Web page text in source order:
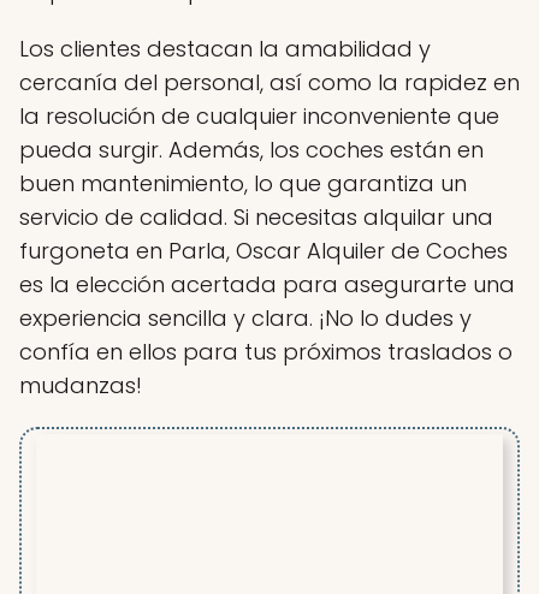
Los clientes destacan la amabilidad y
cercanía del personal, así como la rapidez en
la resolución de cualquier inconveniente que
pueda surgir. Además, los coches están en
buen mantenimiento, lo que garantiza un
servicio de calidad. Si necesitas alquilar una
furgoneta en Parla, Oscar Alquiler de Coches
es la elección acertada para asegurarte una
experiencia sencilla y clara. ¡No lo dudes y
confía en ellos para tus próximos traslados o
mudanzas!